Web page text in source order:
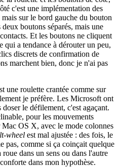
c'est une implémentation des
sur le bord gauche du bouton
boutons séparés, mais une
Et les boutons ne cliquent
qui a tendance à dérouter un peu,
discrets de confirmation de
marchent bien, donc je n'ai pas
une roulette crantée comme sur
je préfère. Les Microsoft ont
le défilement, c'est agaçant.
pour les mouvements
OS X, avec le mode colonnes
wheel est mal ajustée : des fois, le
pas, comme si ça coinçait quelque
dans un sens ou dans l'autre
dans mon hypothèse.